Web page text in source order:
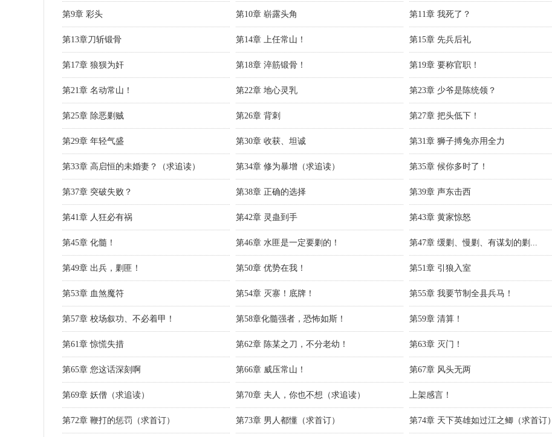
第9章 彩头 第10章 崭露头角 第11章 我死了？
第13章刀斩锻骨 第14章 上任常山！ 第15章 先兵后礼
第17章 狼狈为奸 第18章 淬筋锻骨！ 第19章 要称官职！
第21章 名动常山！ 第22章 地心灵乳 第23章 少爷是陈统领？
第25章 除恶剿贼 第26章 背刺 第27章 把头低下！
第29章 年轻气盛 第30章 收获、坦诚 第31章 狮子搏兔亦用全力
第33章 高启恒的未婚妻？（求追读） 第34章 修为暴增（求追读） 第35章 候你多时了！
第37章 突破失败？ 第38章 正确的选择 第39章 声东击西
第41章 人狂必有祸 第42章 灵蛊到手 第43章 黄家惊怒
第45章 化髓！ 第46章 水匪是一定要剿的！ 第47章 缓剿、慢剿、有谋划的剿...
第49章 出兵，剿匪！ 第50章 优势在我！ 第51章 引狼入室
第53章 血煞魔符 第54章 灭寨！底牌！ 第55章 我要节制全县兵马！
第57章 校场叙功、不必着甲！ 第58章化髓强者，恐怖如斯！ 第59章 清算！
第61章 惊慌失措 第62章 陈某之刀，不分老幼！ 第63章 灭门！
第65章 您这话深刻啊 第66章 威压常山！ 第67章 风头无两
第69章 妖僧（求追读） 第70章 夫人，你也不想（求追读） 上架感言！
第72章 鞭打的惩罚（求首订） 第73章 男人都懂（求首订） 第74章 天下英雄如过江之鲫（求首订）